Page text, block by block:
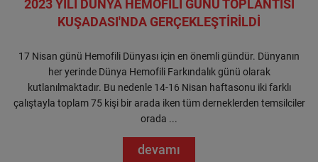
2023 YILI DÜNYA HEMOFİLİ GÜNÜ TOPLANTISI
KUŞADASI'NDA GERÇEKLEŞTİRİLDİ
17 Nisan günü Hemofili Dünyası için en önemli gündür. Dünyanın
her yerinde Dünya Hemofili Farkındalık günü olarak
kutlanılmaktadır. Bu nedenle 14-16 Nisan haftasonu iki farklı
çalıştayla toplam 75 kişi bir arada iken tüm derneklerden temsilciler
orada ...
devamı